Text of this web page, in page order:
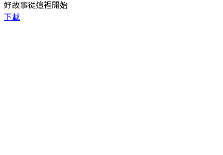
好故事從這裡開始
下載